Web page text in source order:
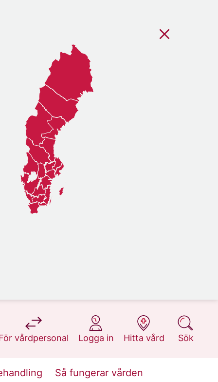
vårdpersonal
på 1177.se
Logga in
på 1177.se
Hitta vård
på 1177.se
Sök
på 1177.se
Så fungerar vården